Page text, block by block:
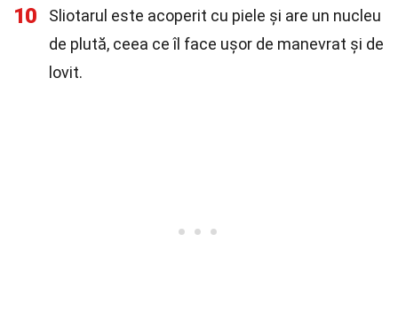
10
Sliotarul este acoperit cu piele și are un nucleu
de plută, ceea ce îl face ușor de manevrat și de
lovit.